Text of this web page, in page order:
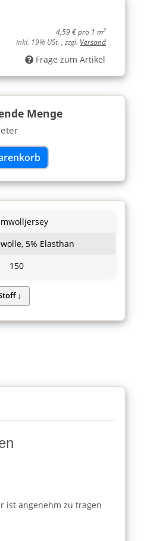
4,59 € pro 1 m2
inkl. 19% USt. , zzgl. Versand
Frage zum Artikel
Menge
5% Elasthan
150
ist angenehm zu tragen